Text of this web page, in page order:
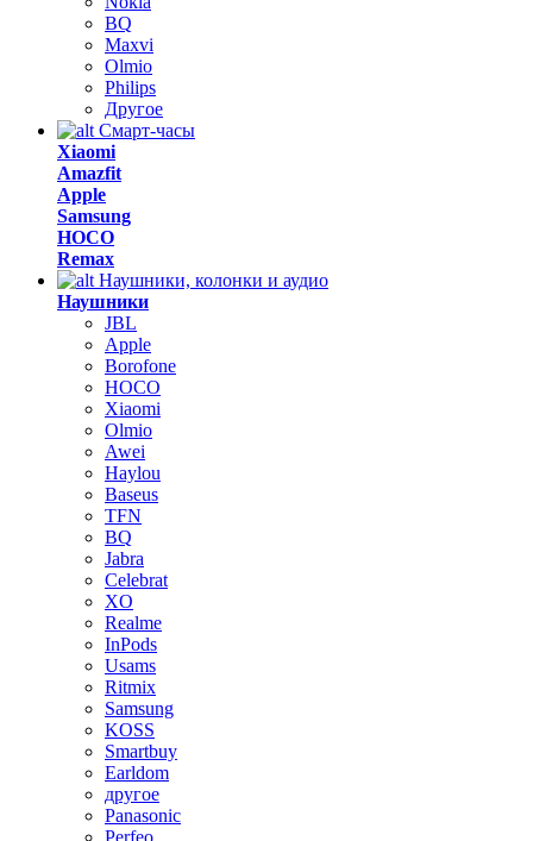
BQ
Maxvi
Olmio
Philips
Другое
Смарт-часы
Xiaomi
Amazfit
Apple
Samsung
HOCO
Remax
Наушники, колонки и аудио
Наушники
JBL
Apple
Borofone
HOCO
Xiaomi
Olmio
Awei
Haylou
Baseus
TFN
BQ
Jabra
Celebrat
XO
Realme
InPods
Usams
Ritmix
Samsung
KOSS
Smartbuy
Earldom
другое
Panasonic
Perfeo